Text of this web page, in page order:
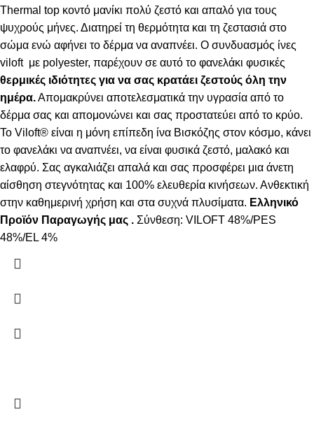
Thermal top κοντό μανίκι πολύ ζεστό και απαλό για τους
ψυχρούς μήνες. Διατηρεί τη θερμότητα και τη ζεστασιά στο
σώμα ενώ αφήνει το δέρμα να αναπνέει. Ο συνδυασμός ίνες
viloft με polyester, παρέχουν σε αυτό το φανελάκι φυσικές
θερμικές ιδιότητες για να σας κρατάει ζεστούς όλη την
ημέρα.Απομακρύνει αποτελεσματικά την υγρασία από το
δέρμα σας και απομονώνει και σας προστατεύει από το κρύο.
Το Viloft® είναι η μόνη επίπεδη ίνα Βισκόζης στον κόσμο, κάνει
το φανελάκι να αναπνέει, να είναι φυσικά ζεστό, μαλακό και
ελαφρύ. Σας αγκαλιάζει απαλά και σας προσφέρει μια άνετη
αίσθηση στεγνότητας και 100% ελευθερία κινήσεων. Ανθεκτική
στην καθημερινή χρήση και στα συχνά πλυσίματα. Ελληνικό
Προϊόν Παραγωγής μας . Σύνθεση: VILOFT 48%/PES
48%/EL 4%